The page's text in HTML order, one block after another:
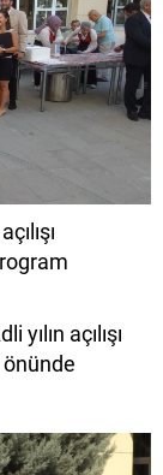
açılışı
önünde